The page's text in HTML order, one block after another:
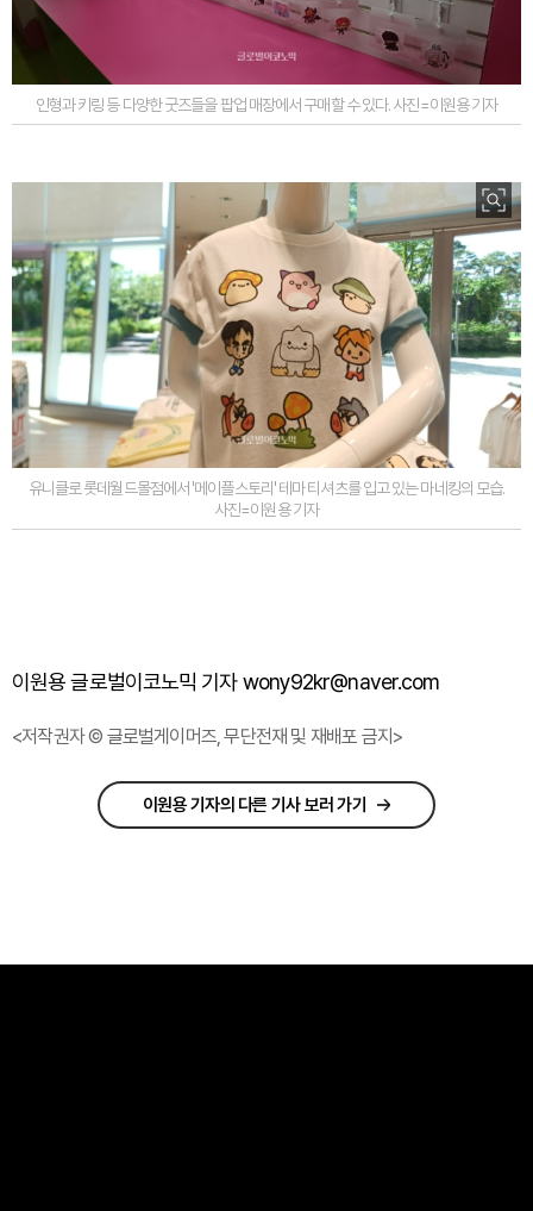
인형과 키링 등 다양한 굿즈들을 팝업 매장에서 구매할 수 있다. 사진=이원용 기자
유니클로 롯데월드몰점에서 '메이플스토리' 테마 티셔츠를 입고 있는 마네킹의 모습.
사진=이원용 기자
이원용 글로벌이코노믹 기자 wony92kr@naver.com
<저작권자 © 글로벌게이머즈, 무단전재 및 재배포 금지>
이원용 기자의 다른 기사 보러 가기